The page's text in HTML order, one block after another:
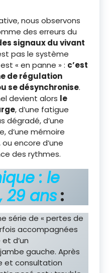
nous observons
des erreurs du
signaux du vivant
pas le système
« en panne » : c’est
de régulation
se désynchronise.
devient alors le
, d’une fatigue
dégradé, d’une
d’une mémoire
encore d’une
des rythmes.
: le
29 ans:
série de « pertes de
accompagnées
d’un
gauche. Après
et consultation